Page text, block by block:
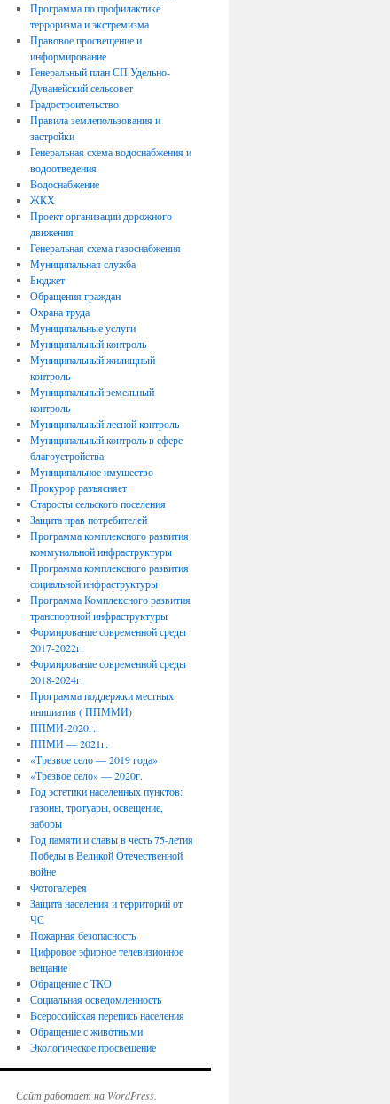
Программа по профилактике
терроризма и экстремизма
Правовое просвещение и
информирование
Генеральный план СП Удельно-
Дуванейский сельсовет
Градостроительство
Правила землепользования и
застройки
Генеральная схема водоснабжения и
водоотведения
Водоснабжение
ЖКХ
Проект организации дорожного
движения
Генеральная схема газоснабжения
Муниципальная служба
Бюджет
Обращения граждан
Охрана труда
Муниципальные услуги
Муниципальный контроль
Муниципальный жилищный
контроль
Муниципальный земельный
контроль
Муниципальный лесной контроль
Муниципальный контроль в сфере
благоустройства
Муниципальное имущество
Прокурор разъясняет
Старосты сельского поселения
Защита прав потребителей
Программа комплексного развития
коммунальной инфраструктуры
Программа комплексного развития
социальной инфраструктуры
Программа Комплексного развития
транспортной инфраструктуры
Формирование современной среды
2017-2022г.
Формирование современной среды
2018-2024г.
Программа поддержки местных
инициатив ( ППММИ)
ППМИ-2020г.
ППМИ — 2021г.
«Трезвое село — 2019 года»
«Трезвое село» — 2020г.
Год эстетики населенных пунктов:
газоны, тротуары, освещение,
заборы
Год памяти и славы в честь 75-летия
Победы в Великой Отечественной
войне
Фотогалерея
Защита населения и территорий от
ЧС
Пожарная безопасность
Цифровое эфирное телевизионное
вещание
Обращение с ТКО
Социальная осведомленность
Всероссийская перепись населения
Обращение с животными
Экологическое просвещение
Сайт работает на WordPress.